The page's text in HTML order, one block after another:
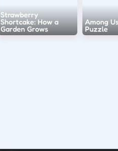
Strawberry
Shortcake: How a
Garden Grows
Among
Puzzle